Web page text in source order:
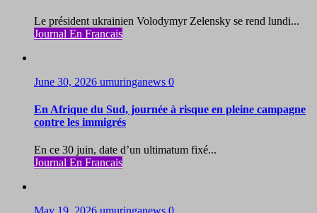
Le président ukrainien Volodymyr Zelensky se rend lundi...
Journal En Francais
June 30, 2026 umuringanews 0
En Afrique du Sud, journée à risque en pleine campagne
contre les immigrés
En ce 30 juin, date d’un ultimatum fixé...
Journal En Francais